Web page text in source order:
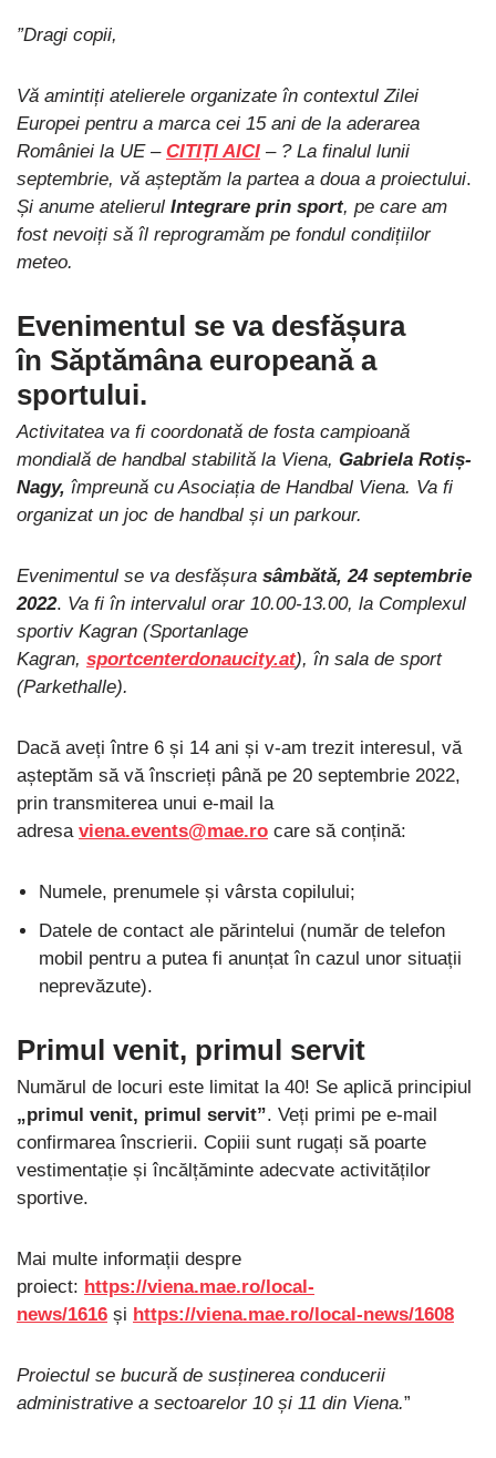
”Dragi copii,
Vă amintiți atelierele organizate în contextul Zilei
Europei pentru a marca cei 15 ani de la aderarea
României la UE – CITIȚI AICI – ? La finalul lunii
septembrie, vă așteptăm la partea a doua a proiectului.
Și anume atelierul Integrare prin sport, pe care am
fost nevoiți să îl reprogramăm pe fondul condițiilor
meteo.
Evenimentul se va desfășura
în Săptămâna europeană a
sportului.
Activitatea va fi coordonată de fosta campioană
mondială de handbal stabilită la Viena, Gabriela Rotiș-
Nagy, împreună cu Asociația de Handbal Viena. Va fi
organizat un joc de handbal și un parkour.
Evenimentul se va desfășura sâmbătă, 24 septembrie
2022. Va fi în intervalul orar 10.00-13.00, la Complexul
sportiv Kagran (Sportanlage
Kagran, sportcenterdonaucity.at), în sala de sport
(Parkethalle).
Dacă aveți între 6 și 14 ani și v-am trezit interesul, vă
așteptăm să vă înscrieți până pe 20 septembrie 2022,
prin transmiterea unui e-mail la
adresa viena.events@mae.ro care să conțină:
Numele, prenumele și vârsta copilului;
Datele de contact ale părintelui (număr de telefon
mobil pentru a putea fi anunțat în cazul unor situații
neprevăzute).
Primul venit, primul servit
Numărul de locuri este limitat la 40! Se aplică principiul
„primul venit, primul servit”. Veți primi pe e-mail
confirmarea înscrierii. Copiii sunt rugați să poarte
vestimentație și încălțăminte adecvate activităților
sportive.
Mai multe informații despre
proiect: https://viena.mae.ro/local-
news/1616 și https://viena.mae.ro/local-news/1608
Proiectul se bucură de susținerea conducerii
administrative a sectoarelor 10 și 11 din Viena.”